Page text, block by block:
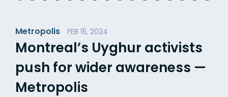
Metropolis FEB 15, 2024
Montreal’s Uyghur activists
push for wider awareness —
Metropolis